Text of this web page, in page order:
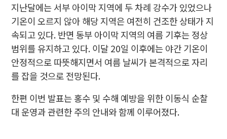
지난달에는 서부 아이막 지역에 두 차례 강수가 있었으나
기온이 오르지 않아 해당 지역은 여전히 건조한 상태가 지
속되고 있다. 반면 동부 아이막 지역의 여름 기후는 정상
범위를 유지하고 있다. 이달 20일 이후에는 야간 기온이
안정적으로 따뜻해지면서 여름 날씨가 본격적으로 자리
를 잡을 것으로 전망된다.
한편 이번 발표는 홍수 및 수해 예방을 위한 이동식 순찰
대 운영과 관련한 주의 안내와 함께 이루어졌다.